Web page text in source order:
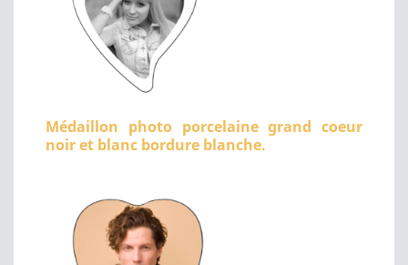
Médaillon photo porcelaine grand coeur
noir et blanc bordure blanche.